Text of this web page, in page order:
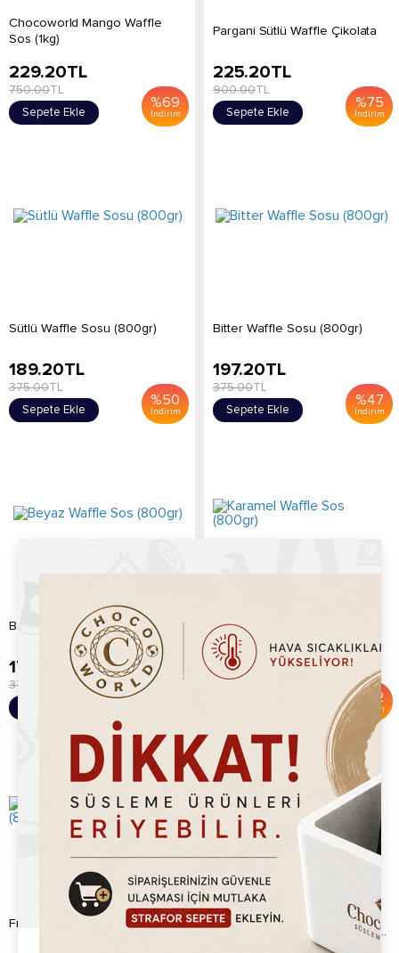
Chocoworld Mango Waffle
Sos (1kg)
%69
İndirim
229.20TL
750.00TL
Sepete Ekle
Pargani Sütlü Waffle Çikolata
%75
İndirim
225.20TL
900.00TL
Sepete Ekle
Sütlü Waffle Sosu (800gr)
%50
İndirim
189.20TL
375.00TL
Sepete Ekle
Bitter Waffle Sosu (800gr)
%47
İndirim
197.20TL
375.00TL
Sepete Ekle
Beyaz Waffle Sos (800gr)
179.20 TL
375.00
Karamel Waffle Sos (800gr)
% 52
İndirim
179.20 TL
375.00
Frambuaz Waffle Sos (800gr)
Dubai Çikolatası Antep Fıstık
Kreması (10% Antep Fıstık) 80...